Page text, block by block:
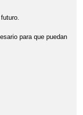
para que puedan